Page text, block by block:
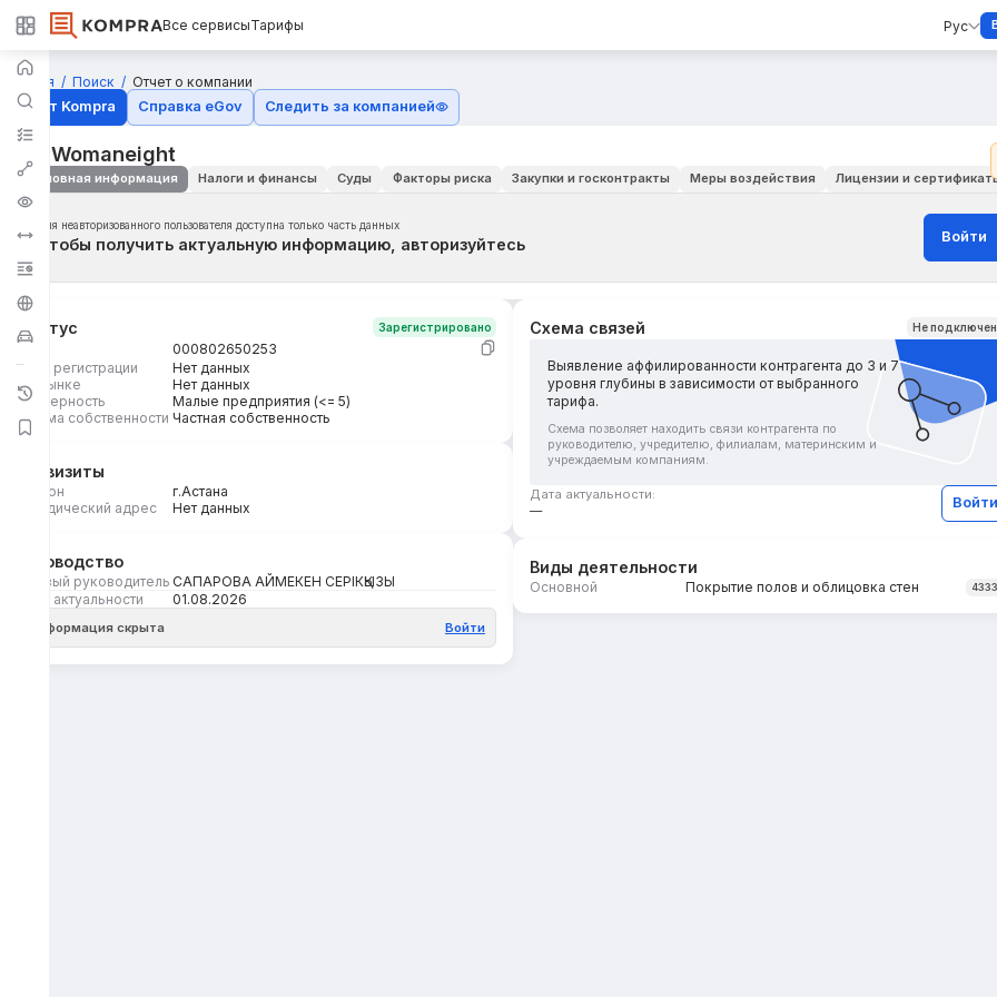
Все сервисыТарифы Рус
Главная Поиск
Отчет о компании
Отчёт Kompra
Справка eGov Следить за компанией
ИП Womaneight
Основная информация Налоги и финансы Суды Факторы риска Закупки и госконтракты Меры воздействия Лицензии и
Для неавторизованного пользователя доступна только часть данных
Чтобы получить актуальную информацию, авторизуйтесь Войти
Статус Зарегистрировано
БИН
000802650253
Дата регистрации
Нет данных
На рынке
Нет данных
Размерность
Малые предприятия (<= 5)
Форма собственности Частная собственность
Реквизиты
Регион
г.Астана
Юридический адрес
Нет данных
Руководство
Первый руководитель САПАРОВА АЙМЕКЕН СЕРІКҚЫЗЫ
Дата актуальности
01.08.2026
Информация скрыта Войти
Схема связей Не
Выявление аффилированности контрагента до 3 и 7
уровня глубины в зависимости от выбранного
тарифа.
Схема позволяет находить связи контрагента по
руководителю, учредителю, филиалам, материнским и
учреждаемым компаниям.
Дата актуальности:
—
Виды деятельности
Основной Покрытие полов и облицовка стен